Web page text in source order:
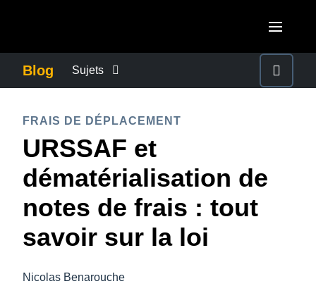
Canada (Français)
México (Español)
Brasil (Português)
United Kingdom (English)
France (Français)
Deutschland (Deutsch)
Italia (Italiano)
ASIA PACIFIC
Australia (English)
India (English)
日本（日本語)
Blog Sujets
CONTINUITÉ DES AFFAIRES
CONTRÔLE DES COÛTS DE L’ENTREPRISE
CROISSANCE ET OPTIMISATION
DÉVELOPPEMENT DURABLE
FRAIS DE DÉPLACEMENT
URSSAF et
dématérialisation de
notes de frais : tout
savoir sur la loi
Nicolas Benarouche